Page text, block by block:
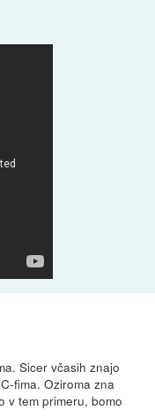
Sicer včasih znajo
fima. Oziroma zna
v tem primeru, bomo